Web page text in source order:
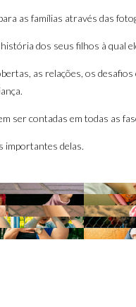
as famílias através das
dos seus filhos à qual
as relações, os
ser contadas em todas as
importantes delas.